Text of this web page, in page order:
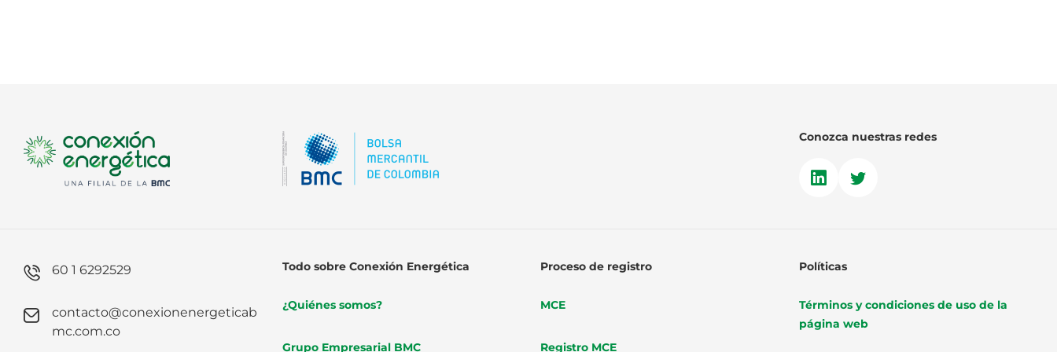
Conozca nuestras redes
60 1 6292529
contacto@conexionenergeticab
mc.com.co
Todo sobre Conexión Energética
¿Quiénes somos?
Grupo Empresarial BMC
Proceso de registro
MCE
Registro MCE
Políticas
Términos y condiciones de uso de la
página web